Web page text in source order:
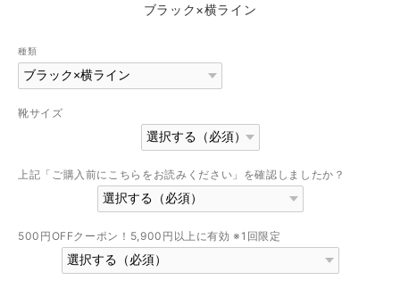
ブラック×横ライン
種類
靴サイズ
上記「ご購入前にこちらをお読みください」を確認しましたか？
500円OFFクーポン！5,900円以上に有効 ※1回限定